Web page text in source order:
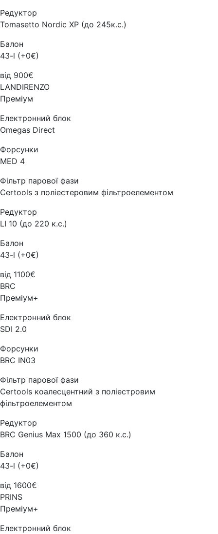
Редуктор
Tomasetto Nordic XP (до 245к.с.)
Балон
43-l (+0€)
від 900€
LANDIRENZO
Преміум
Електронний блок
Omegas Direct
Форсунки
MED 4
Фільтр парової фази
Certools з поліестеровим фільтроелементом
Редуктор
LI 10 (до 220 к.с.)
Балон
43-l (+0€)
від 1100€
BRC
Преміум+
Електронний блок
SDI 2.0
Форсунки
BRC IN03
Фільтр парової фази
Certools коалесцентний з поліестровим
фільтроелементом
Редуктор
BRC Genius Max 1500 (до 360 к.с.)
Балон
43-l (+0€)
від 1600€
PRINS
Преміум+
Електронний блок